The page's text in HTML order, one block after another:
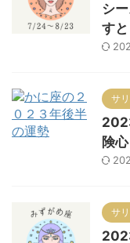
シ
すと
サ
険
サ